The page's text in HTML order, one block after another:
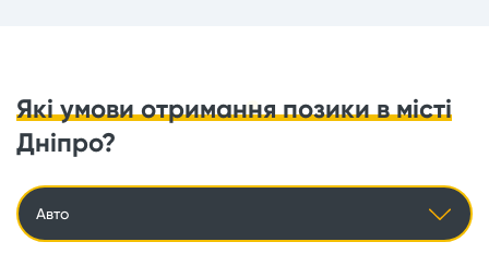
Які умови отримання позики в місті
Дніпро?
Авто